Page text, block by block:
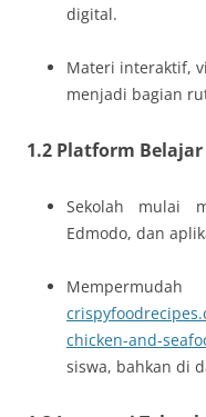
digital.
Materi interaktif,
menjadi bagian
1.2 Platform
Sekolah mulai
Edmodo, dan
chicken-and-
siswa, bahkan di